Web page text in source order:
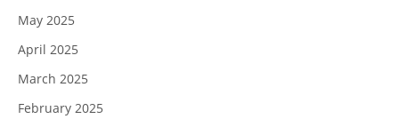
May 2025
April 2025
March 2025
February 2025